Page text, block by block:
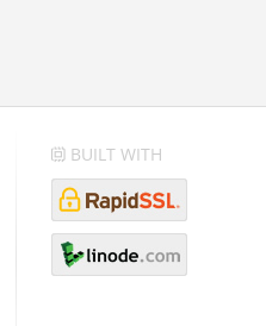
BUILT WITH